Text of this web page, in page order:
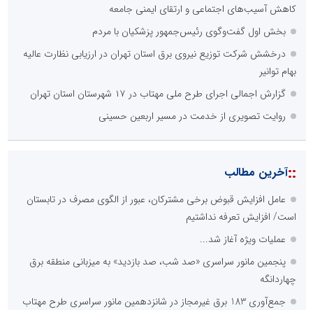
کاهش آسیب‌های اجتماعی و ارتقای ایمنی جامعه
بخش اول گفت‌وگوی رئیس‌جمهور پزشکیان با مردم
درخشش شرکت توزیع نیروی برق استان تهران در ارزیابی نظارت عالیه
بهام توانیر
گزارش اجمالی اجرای طرح ملی مهتاب در ۱۷ شهرستان استان تهران
روایت تصویری از خدمت در مسیر اربعین حسینی
::آخرین مطالب
عامل افزایش قبوض برخی مشترکان، عبور از الگوی مصرف در تابستان
است/ افزایش تعرفه نداشتیم
عملیات ویژه آغاز شد...
پنجمین مانور سراسری «صد شب، صد بازدید» به میزبانی منطقه برق
چهاردانگه
جمع‌آوری 183 برق غیرمجاز در شانزدهمین مانور سراسری طرح مهتاب